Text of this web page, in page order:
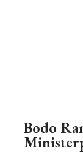
Bodo